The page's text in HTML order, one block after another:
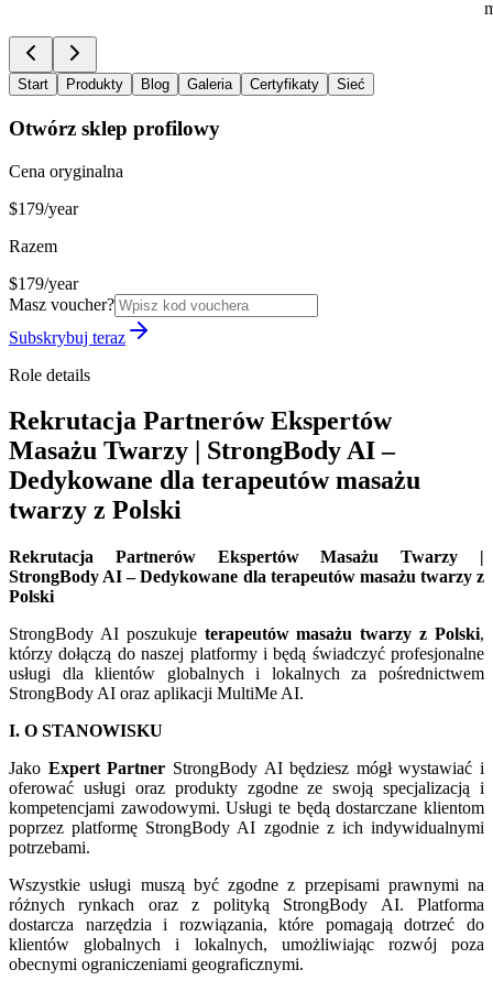
Start Produkty Blog Galeria Certyfikaty Sieć
Otwórz sklep profilowy
Cena oryginalna
$179/year
Razem
$179/year
Masz voucher?
Subskrybuj teraz
Role details
Rekrutacja Partnerów Ekspertów
Masażu Twarzy | StrongBody AI –
Dedykowane dla terapeutów masażu
twarzy z Polski
Rekrutacja Partnerów Ekspertów Masażu Twarzy |
StrongBody AI – Dedykowane dla terapeutów masażu twarzy z
Polski
StrongBody AI poszukuje terapeutów masażu twarzy z Polski,
którzy dołączą do naszej platformy i będą świadczyć profesjonalne
usługi dla klientów globalnych i lokalnych za pośrednictwem
StrongBody AI oraz aplikacji MultiMe AI.
I. O STANOWISKU
Jako Expert Partner StrongBody AI będziesz mógł wystawiać i
oferować usługi oraz produkty zgodne ze swoją specjalizacją i
kompetencjami zawodowymi. Usługi te będą dostarczane klientom
poprzez platformę StrongBody AI zgodnie z ich indywidualnymi
potrzebami.
Wszystkie usługi muszą być zgodne z przepisami prawnymi na
różnych rynkach oraz z polityką StrongBody AI. Platforma
dostarcza narzędzia i rozwiązania, które pomagają dotrzeć do
klientów globalnych i lokalnych, umożliwiając rozwój poza
obecnymi ograniczeniami geograficznymi.